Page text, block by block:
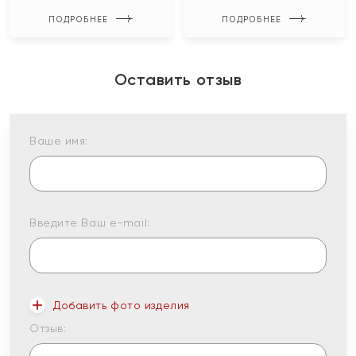
ПОДРОБНЕЕ ПОДРОБНЕЕ
Оставить отзыв
Ваше имя:
Введите Ваш e-mail:
Добавить фото изделия
Отзыв: